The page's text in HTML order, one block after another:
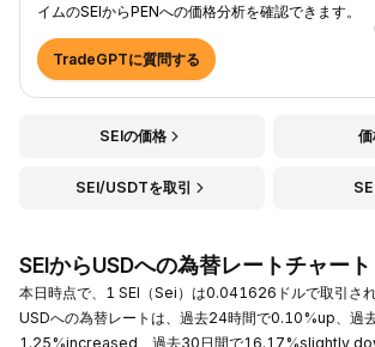
イムのSEIからPENへの価格分析を確認できます。
TradeGPTに質問する
SEIの価格
SEI/USDTを取引
SEIからUSDへの為替レートチャート
本日時点で、1 SEI（Sei）は0.041626ドルで取引さ
USDへの為替レートは、過去24時間で0.10%up、過
1.25%increased、過去30日間で16.17%slightly